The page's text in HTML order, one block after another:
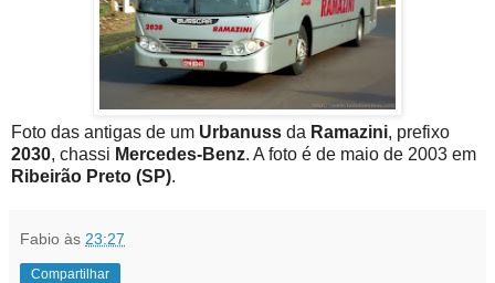
Foto das antigas de um Urbanuss da Ramazini, prefixo
2030, chassi Mercedes-Benz. A foto é de maio de 2003 em
Ribeirão Preto (SP).
Fabio às 23:27
Compartilhar